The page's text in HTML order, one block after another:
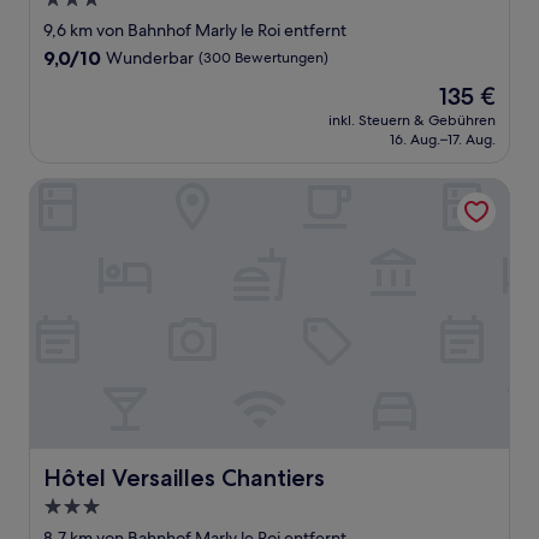
Sterne-
Unterkunft
9,6 km von Bahnhof Marly le Roi entfernt
9.0
9,0/10 Wunderbar (300 Bewertungen)
Der
Preis
beträgt
135 €
inkl. Steuern & Gebühren
16. Aug.–17. Aug.
Hôtel Versailles Chantiers
Hôtel Versailles Chantiers
3.0-
Sterne-